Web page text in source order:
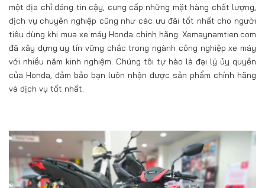
một địa chỉ đáng tin cậy, cung cấp những mặt hàng chất lượng,
dịch vụ chuyên nghiệp cũng như các ưu đãi tốt nhất cho người
tiêu dùng khi mua xe máy Honda chính hãng. Xemaynamtien.com
đã xây dựng uy tín vững chắc trong ngành công nghiệp xe máy
với nhiều năm kinh nghiệm. Chúng tôi tự hào là đại lý ủy quyền
của Honda, đảm bảo bạn luôn nhận được sản phẩm chính hãng
và dịch vụ tốt nhất.